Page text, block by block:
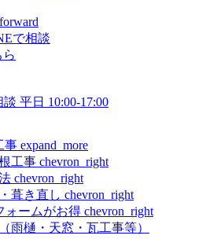
で相談
談 平日 10:00-17:00
事 expand_more
工事 chevron_right
chevron_right
葺き直し chevron_right
ォームがお得 chevron_right
雨樋・天窓・瓦工事等）